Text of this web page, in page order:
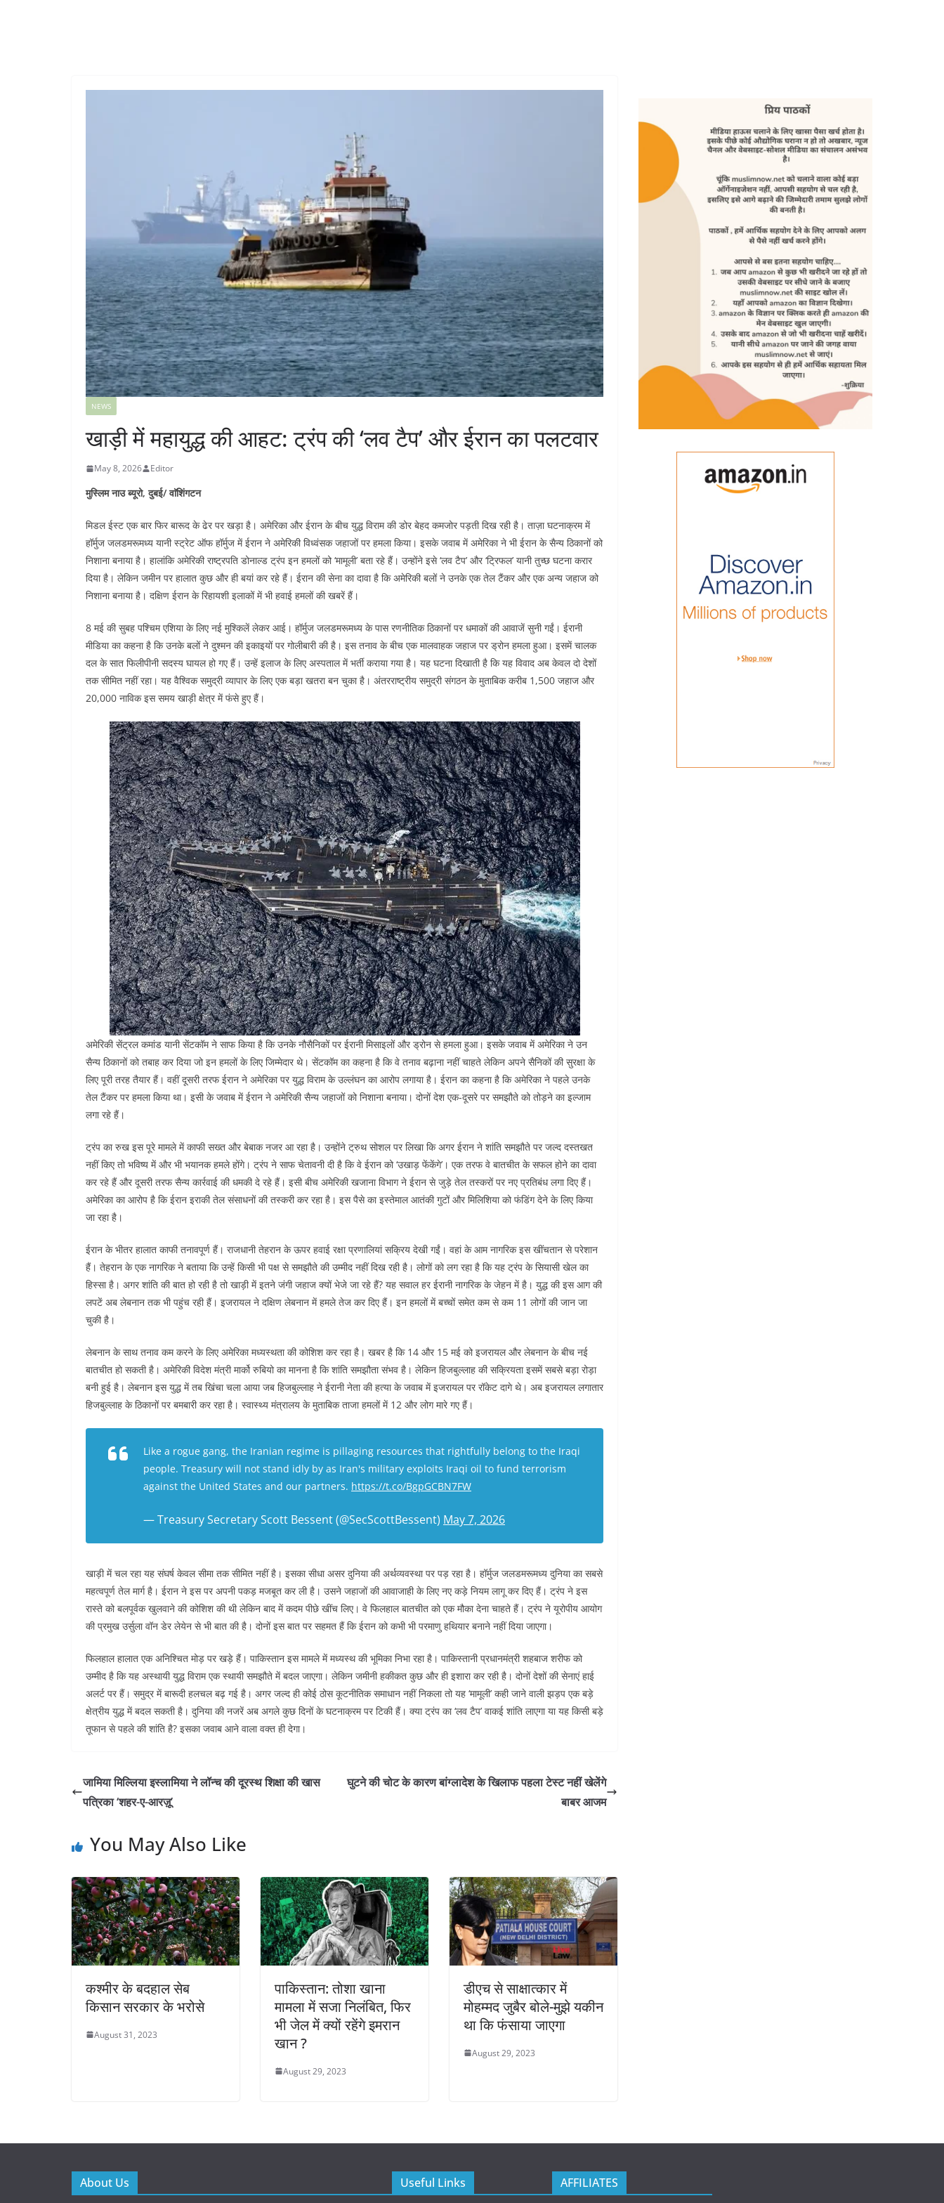
NEWS
खाड़ी में महायुद्ध की आहट: ट्रंप की ‘लव टैप’ और ईरान का पलटवार
May 8, 2026 Editor
मुस्लिम नाउ ब्यूरो, दुबई/ वाॅशिंगटन
मिडल ईस्ट एक बार फिर बारूद के ढेर पर खड़ा है। अमेरिका और ईरान के बीच युद्ध विराम की डोर बेहद कमजोर पड़ती दिख रही है। ताज़ा घटनाक्रम में
हॉर्मुज जलडमरूमध्य यानी स्ट्रेट ऑफ हॉर्मुज में ईरान ने अमेरिकी विध्वंसक जहाजों पर हमला किया। इसके जवाब में अमेरिका ने भी ईरान के सैन्य ठिकानों को
निशाना बनाया है। हालांकि अमेरिकी राष्ट्रपति डोनाल्ड ट्रंप इन हमलों को ‘मामूली’ बता रहे हैं। उन्होंने इसे ‘लव टैप’ और ‘ट्रिफल’ यानी तुच्छ घटना करार
दिया है। लेकिन जमीन पर हालात कुछ और ही बयां कर रहे हैं। ईरान की सेना का दावा है कि अमेरिकी बलों ने उनके एक तेल टैंकर और एक अन्य जहाज को
निशाना बनाया है। दक्षिण ईरान के रिहायशी इलाकों में भी हवाई हमलों की खबरें हैं।
8 मई की सुबह पश्चिम एशिया के लिए नई मुश्किलें लेकर आई। हॉर्मुज जलडमरूमध्य के पास रणनीतिक ठिकानों पर धमाकों की आवाजें सुनी गईं। ईरानी
मीडिया का कहना है कि उनके बलों ने दुश्मन की इकाइयों पर गोलीबारी की है। इस तनाव के बीच एक मालवाहक जहाज पर ड्रोन हमला हुआ। इसमें चालक
दल के सात फिलीपीनी सदस्य घायल हो गए हैं। उन्हें इलाज के लिए अस्पताल में भर्ती कराया गया है। यह घटना दिखाती है कि यह विवाद अब केवल दो देशों
तक सीमित नहीं रहा। यह वैश्विक समुद्री व्यापार के लिए एक बड़ा खतरा बन चुका है। अंतरराष्ट्रीय समुद्री संगठन के मुताबिक करीब 1,500 जहाज और
20,000 नाविक इस समय खाड़ी क्षेत्र में फंसे हुए हैं।
अमेरिकी सेंट्रल कमांड यानी सेंटकॉम ने साफ किया है कि उनके नौसैनिकों पर ईरानी मिसाइलों और ड्रोन से हमला हुआ। इसके जवाब में अमेरिका ने उन
सैन्य ठिकानों को तबाह कर दिया जो इन हमलों के लिए जिम्मेदार थे। सेंटकॉम का कहना है कि वे तनाव बढ़ाना नहीं चाहते लेकिन अपने सैनिकों की सुरक्षा के
लिए पूरी तरह तैयार हैं। वहीं दूसरी तरफ ईरान ने अमेरिका पर युद्ध विराम के उल्लंघन का आरोप लगाया है। ईरान का कहना है कि अमेरिका ने पहले उनके
तेल टैंकर पर हमला किया था। इसी के जवाब में ईरान ने अमेरिकी सैन्य जहाजों को निशाना बनाया। दोनों देश एक-दूसरे पर समझौते को तोड़ने का इल्जाम
लगा रहे हैं।
ट्रंप का रुख इस पूरे मामले में काफी सख्त और बेबाक नजर आ रहा है। उन्होंने ट्रुथ सोशल पर लिखा कि अगर ईरान ने शांति समझौते पर जल्द दस्तखत
नहीं किए तो भविष्य में और भी भयानक हमले होंगे। ट्रंप ने साफ चेतावनी दी है कि वे ईरान को ‘उखाड़ फेंकेंगे’। एक तरफ वे बातचीत के सफल होने का दावा
कर रहे हैं और दूसरी तरफ सैन्य कार्रवाई की धमकी दे रहे हैं। इसी बीच अमेरिकी खजाना विभाग ने ईरान से जुड़े तेल तस्करों पर नए प्रतिबंध लगा दिए हैं।
अमेरिका का आरोप है कि ईरान इराकी तेल संसाधनों की तस्करी कर रहा है। इस पैसे का इस्तेमाल आतंकी गुटों और मिलिशिया को फंडिंग देने के लिए किया
जा रहा है।
ईरान के भीतर हालात काफी तनावपूर्ण हैं। राजधानी तेहरान के ऊपर हवाई रक्षा प्रणालियां सक्रिय देखी गईं। वहां के आम नागरिक इस खींचतान से परेशान
हैं। तेहरान के एक नागरिक ने बताया कि उन्हें किसी भी पक्ष से समझौते की उम्मीद नहीं दिख रही है। लोगों को लग रहा है कि यह ट्रंप के सियासी खेल का
हिस्सा है। अगर शांति की बात हो रही है तो खाड़ी में इतने जंगी जहाज क्यों भेजे जा रहे हैं? यह सवाल हर ईरानी नागरिक के जेहन में है। युद्ध की इस आग की
लपटें अब लेबनान तक भी पहुंच रही हैं। इजरायल ने दक्षिण लेबनान में हमले तेज कर दिए हैं। इन हमलों में बच्चों समेत कम से कम 11 लोगों की जान जा
चुकी है।
लेबनान के साथ तनाव कम करने के लिए अमेरिका मध्यस्थता की कोशिश कर रहा है। खबर है कि 14 और 15 मई को इजरायल और लेबनान के बीच नई
बातचीत हो सकती है। अमेरिकी विदेश मंत्री मार्को रुबियो का मानना है कि शांति समझौता संभव है। लेकिन हिजबुल्लाह की सक्रियता इसमें सबसे बड़ा रोड़ा
बनी हुई है। लेबनान इस युद्ध में तब खिंचा चला आया जब हिजबुल्लाह ने ईरानी नेता की हत्या के जवाब में इजरायल पर रॉकेट दागे थे। अब इजरायल लगातार
हिजबुल्लाह के ठिकानों पर बमबारी कर रहा है। स्वास्थ्य मंत्रालय के मुताबिक ताजा हमलों में 12 और लोग मारे गए हैं।
Like a rogue gang, the Iranian regime is pillaging resources that rightfully belong to the Iraqi
people. Treasury will not stand idly by as Iran's military exploits Iraqi oil to fund terrorism
against the United States and our partners. https://t.co/BgpGCBN7FW
— Treasury Secretary Scott Bessent (@SecScottBessent) May 7, 2026
खाड़ी में चल रहा यह संघर्ष केवल सीमा तक सीमित नहीं है। इसका सीधा असर दुनिया की अर्थव्यवस्था पर पड़ रहा है। हॉर्मुज जलडमरूमध्य दुनिया का सबसे
महत्वपूर्ण तेल मार्ग है। ईरान ने इस पर अपनी पकड़ मजबूत कर ली है। उसने जहाजों की आवाजाही के लिए नए कड़े नियम लागू कर दिए हैं। ट्रंप ने इस
रास्ते को बलपूर्वक खुलवाने की कोशिश की थी लेकिन बाद में कदम पीछे खींच लिए। वे फिलहाल बातचीत को एक मौका देना चाहते हैं। ट्रंप ने यूरोपीय आयोग
की प्रमुख उर्सुला वॉन डेर लेयेन से भी बात की है। दोनों इस बात पर सहमत हैं कि ईरान को कभी भी परमाणु हथियार बनाने नहीं दिया जाएगा।
फिलहाल हालात एक अनिश्चित मोड़ पर खड़े हैं। पाकिस्तान इस मामले में मध्यस्थ की भूमिका निभा रहा है। पाकिस्तानी प्रधानमंत्री शहबाज शरीफ को
उम्मीद है कि यह अस्थायी युद्ध विराम एक स्थायी समझौते में बदल जाएगा। लेकिन जमीनी हकीकत कुछ और ही इशारा कर रही है। दोनों देशों की सेनाएं हाई
अलर्ट पर हैं। समुद्र में बारूदी हलचल बढ़ गई है। अगर जल्द ही कोई ठोस कूटनीतिक समाधान नहीं निकला तो यह ‘मामूली’ कही जाने वाली झड़प एक बड़े
क्षेत्रीय युद्ध में बदल सकती है। दुनिया की नजरें अब अगले कुछ दिनों के घटनाक्रम पर टिकी हैं। क्या ट्रंप का ‘लव टैप’ वाकई शांति लाएगा या यह किसी बड़े
तूफान से पहले की शांति है? इसका जवाब आने वाला वक्त ही देगा।
जामिया मिल्लिया इस्लामिया ने लॉन्च की दूरस्थ शिक्षा की खास
पत्रिका ‘शहर-ए-आरज़ू’
घुटने की चोट के कारण बांग्लादेश के खिलाफ पहला टेस्ट नहीं खेलेंगे
बाबर आजम
You May Also Like
कश्मीर के बदहाल सेब
किसान सरकार के भरोसे
August 31, 2023
पाकिस्तान: तोशा खाना
मामला में सजा निलंबित, फिर
भी जेल में क्यों रहेंगे इमरान
खान ?
August 29, 2023
डीएच से साक्षात्कार में
मोहम्मद जुबैर बोले-मुझे यकीन
था कि फंसाया जाएगा
August 29, 2023
About Us Useful Links AFFILIATES